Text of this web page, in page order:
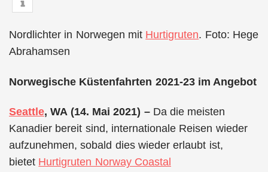
Nordlichter in Norwegen mit Hurtigruten. Foto: Hege
Abrahamsen
Norwegische Küstenfahrten 2021-23 im Angebot
Seattle, WA (14. Mai 2021) –Da die meisten
Kanadier bereit sind, internationale Reisen wieder
aufzunehmen, sobald dies wieder erlaubt ist,
bietet Hurtigruten Norway Coastal